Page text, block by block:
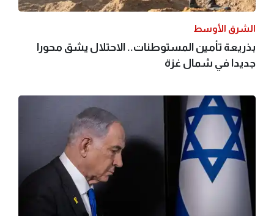
الشرق الأوسط
بذريعة تأمين المستوطنات.. الاحتلال يشق محورا
جديدا في شمال غزة